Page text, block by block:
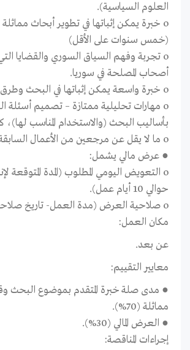
العلوم السياسية).
o خبرة يمكن إثباتها في تطوير أبحاث
(خمس سنوات على الأقل)
o تجربة وفهم السياق السوري والقضايا
أصحاب المصلحة في سوريا.
o خبرة واسعة يمكن إثباتها في البحث
o مهارات تحليلية ممتازة – تصميم أسئلة
بأساليب البحث (والاستخدام المناسب لها)،
o ما لا يقل عن مرجعين من الأعمال
● عرض مالي يشمل:
o التعويض اليومي المطلوب (المدة المتوقعة
حوالي 10 أيام عمل).
o صلاحية العرض (مدة العمل- تاريخ
مكان العمل:
عن بعد.
معايير التقييم:
● مدى صلة خبرة المتقدم بموضوع البحث
مماثلة (
70
%).
● العرض المالي (30
%).
إجراءات المناقصة: